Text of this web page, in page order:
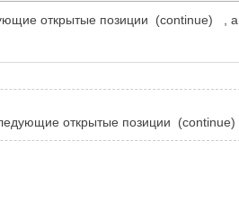
открытые позиции (continue) ,
открытые позиции